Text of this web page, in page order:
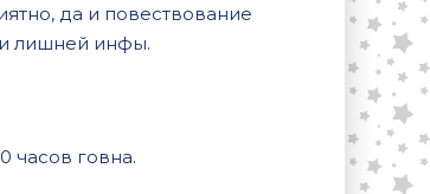
да и повествование
и лишней инфы.
часов говна.